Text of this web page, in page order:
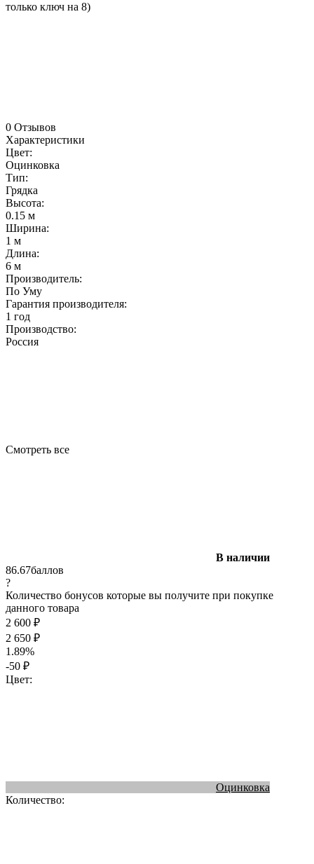
только ключ на 8)
0 Отзывов
Характеристики
Цвет:
Оцинковка
Тип:
Грядка
Высота:
0.15 м
Ширина:
1 м
Длина:
6 м
Производитель:
По Уму
Гарантия производителя:
1 год
Производство:
Россия
Смотреть все
В наличии
86.67баллов
?
Количество бонусов которые вы получите при покупке
данного товара
2 600 ₽
2 650 ₽
1.89%
-50 ₽
Цвет:
Оцинковка
Количество: